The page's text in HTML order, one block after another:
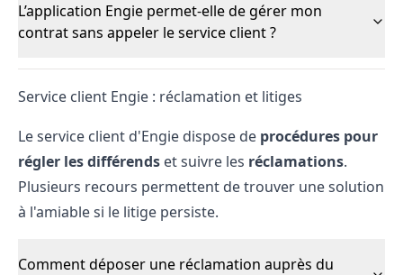
L’application Engie permet-elle de gérer mon
contrat sans appeler le service client ?
Service client Engie : réclamation et litiges
Le service client d'Engie dispose de procédures pour
régler les différends et suivre les réclamations.
Plusieurs recours permettent de trouver une solution
à l'amiable si le litige persiste.
Comment déposer une réclamation auprès du